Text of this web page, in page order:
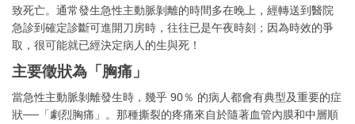
致死亡。通常發生急性主動脈剝離的時間多在晚上，經轉送到醫院
急診到確定診斷可進開刀房時，往往已是午夜時刻；因為時效的爭
取，很可能就已經決定病人的生與死！
主要徵狀為「胸痛」
當急性主動脈剝離發生時，幾乎 90％ 的病人都會有典型及重要的症
狀──「劇烈胸痛」。那種撕裂的疼痛來自於隨著血管內膜和中層順